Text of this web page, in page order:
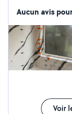
Aucun avis
Voir